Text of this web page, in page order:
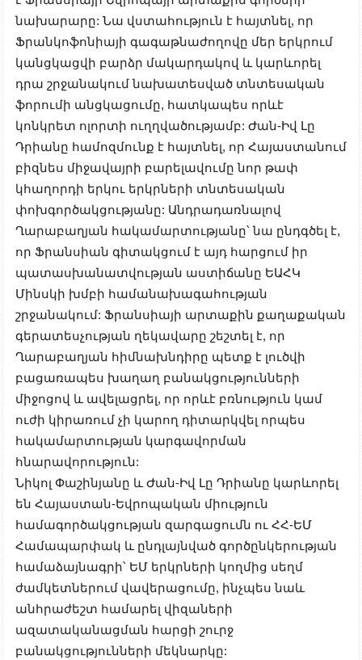
նախարարը: Նա վստահություն է հայտնել, որ
Ֆրանկոֆոնիայի գագաթնաժողովը մեր երկրում
կանցկացվի բարձր մակարդակով և կարևորել
դրա շրջանակում նախատեսված տնտեսական
ֆորումի անցկացումը, հատկապես որևէ
կոնկրետ ոլորտի ուղղվածությամբ: Ժան-Իվ Լը
Դրիանը համոզմունք է հայտնել, որ Հայաստանում
բիզնես միջավայրի բարելավումը նոր թափ
կհաղորդի երկու երկրների տնտեսական
փոխգործակցությանը: Անդրադառնալով
Ղարաբաղյան հակամարտությանը՝ նա ընդգծել է,
որ Ֆրանսիան գիտակցում է այդ հարցում իր
պատասխանատվության աստիճանը ԵԱՀԿ
Մինսկի խմբի համանախագահության
շրջանակում: Ֆրանսիայի արտաքին քաղաքական
գերատեսչության ղեկավարը շեշտել է, որ
Ղարաբաղյան հիմնախնդիրը պետք է լուծվի
բացառապես խաղաղ բանակցությունների
միջոցով և ավելացրել, որ որևէ բռնություն կամ
ուժի կիրառում չի կարող դիտարկվել որպես
հակամարտության կարգավորման
հնարավորություն:
Նիկոլ Փաշինյանը և Ժան-Իվ Լը Դրիանը կարևորել
են Հայաստան-Եվրոպական միություն
համագործակցության զարգացումն ու ՀՀ-ԵՄ
Համապարփակ և ընդլայնված գործընկերության
համաձայնագրի՝ ԵՄ երկրների կողմից սեղմ
ժամկետներում վավերացումը, ինչպես նաև
անհրաժեշտ համարել վիզաների
ազատականացման հարցի շուրջ
բանակցությունների մեկնարկը: